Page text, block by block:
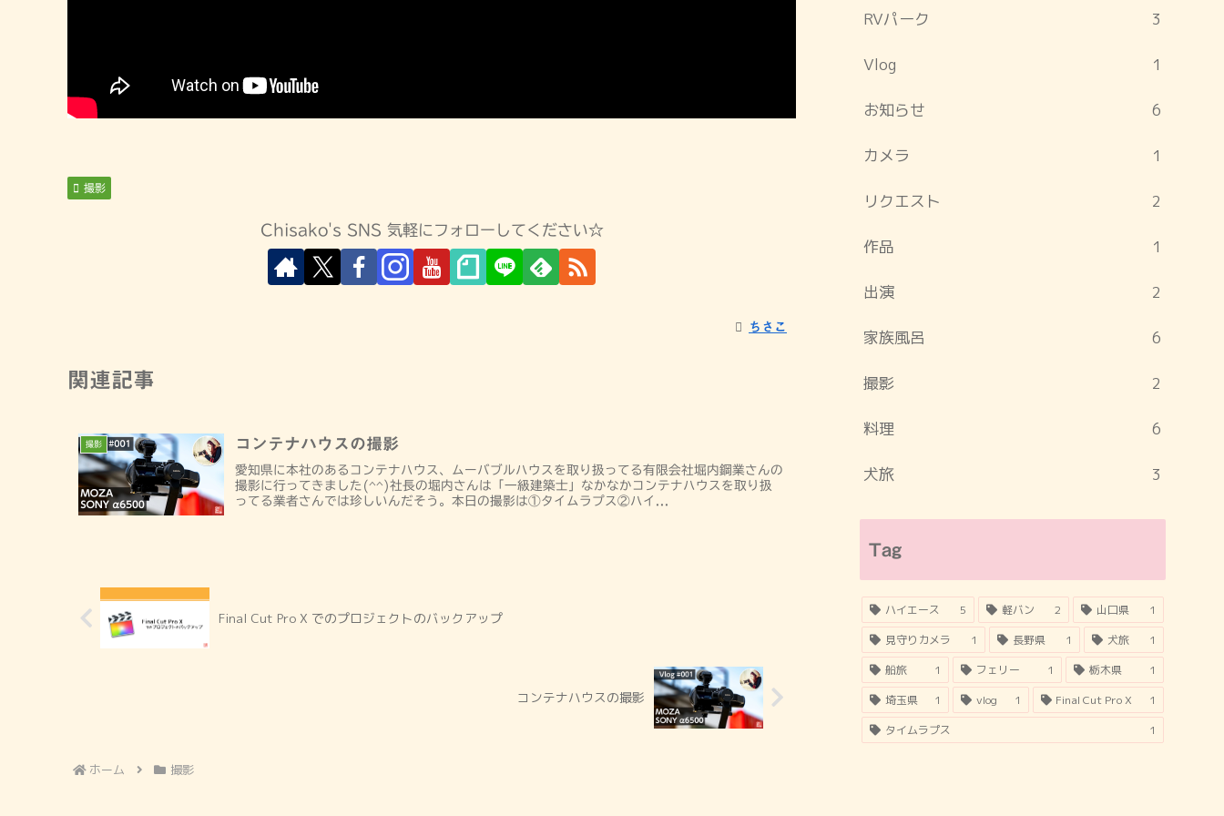
撮影
Chisako's SNS 気軽にフォローしてください☆
ちさこ
関連記事
撮影 コンテナハウスの撮影
愛知県に本社のあるコンテナハウス、ムーバブルハウスを取り扱ってる有限会社堀内鋼業さんの
撮影に行ってきました(^^)社長の堀内さんは「一級建築士」なかなかコンテナハウスを取り扱
ってる業者さんでは珍しいんだそう。本日の撮影は①タイムラプス②ハイ...
Final Cut Pro X でのプロジェクトのバックアップ
コンテナハウスの撮影
ホーム 撮影
RVパーク 3
Vlog 1
お知らせ 6
カメラ 1
リクエスト 2
作品 1
出演 2
家族風呂 6
撮影 2
料理 6
犬旅 3
Tag
ハイエース 5 軽バン 2 山口県
1
見守りカメラ
1 長野県 1 犬旅
1
船旅
1 フェリー 1 栃木県
1
埼玉県
1 vlog 1 Final Cut Pro X
1
タイムラプス
1